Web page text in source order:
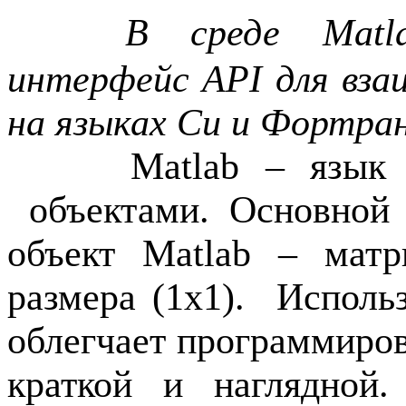
В среде
интерфейсAPIдля
на языках Си и
Matlab – язык
объектами. Основной
объект Matlab –
размера (1x1).
облегчает
краткой и